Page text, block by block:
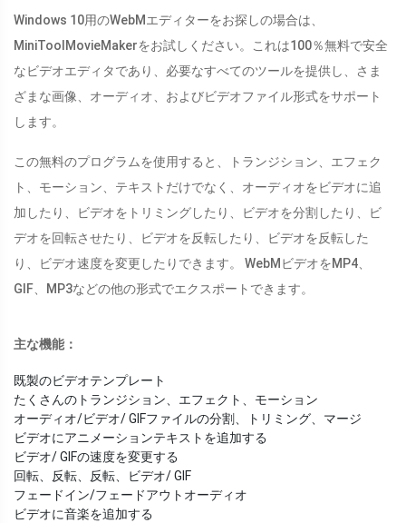
Windows 10用のWebMエディターをお探しの場合は、
MiniToolMovieMakerをお試しください。これは100％無料で安全
なビデオエディタであり、必要なすべてのツールを提供し、さま
ざまな画像、オーディオ、およびビデオファイル形式をサポート
します。
この無料のプログラムを使用すると、トランジション、エフェク
ト、モーション、テキストだけでなく、オーディオをビデオに追
加したり、ビデオをトリミングしたり、ビデオを分割したり、ビ
デオを回転させたり、ビデオを反転したり、ビデオを反転した
り、ビデオ速度を変更したりできます。 WebMビデオをMP4、
GIF、MP3などの他の形式でエクスポートできます。
主な機能：
既製のビデオテンプレート
たくさんのトランジション、エフェクト、モーション
オーディオ/ビデオ/ GIFファイルの分割、トリミング、マージ
ビデオにアニメーションテキストを追加する
ビデオ/ GIFの速度を変更する
回転、反転、反転、ビデオ/ GIF
フェードイン/フェードアウトオーディオ
ビデオに音楽を追加する